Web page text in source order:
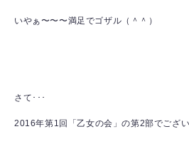
いやぁ〜〜〜満足でゴザル（＾＾）
さて･･･
2016年第1回「乙女の会」の第2部でござ